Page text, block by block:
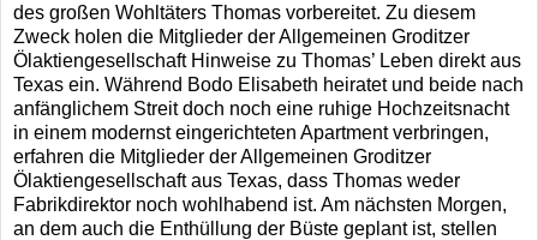
des großen Wohltäters Thomas vorbereitet. Zu diesem
Zweck holen die Mitglieder der Allgemeinen Groditzer
Ölaktiengesellschaft Hinweise zu Thomas’ Leben direkt aus
Texas ein. Während Bodo Elisabeth heiratet und beide nach
anfänglichem Streit doch noch eine ruhige Hochzeitsnacht
in einem modernst eingerichteten Apartment verbringen,
erfahren die Mitglieder der Allgemeinen Groditzer
Ölaktiengesellschaft aus Texas, dass Thomas weder
Fabrikdirektor noch wohlhabend ist. Am nächsten Morgen,
an dem auch die Enthüllung der Büste geplant ist, stellen